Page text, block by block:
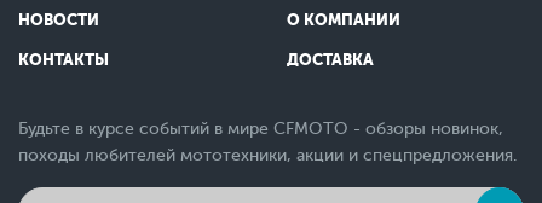
НОВОСТИ О КОМПАНИИ
КОНТАКТЫ ДОСТАВКА
Будьте в курсе событий в мире CFMOTO - обзоры новинок,
походы любителей мототехники, акции и спецпредложения.